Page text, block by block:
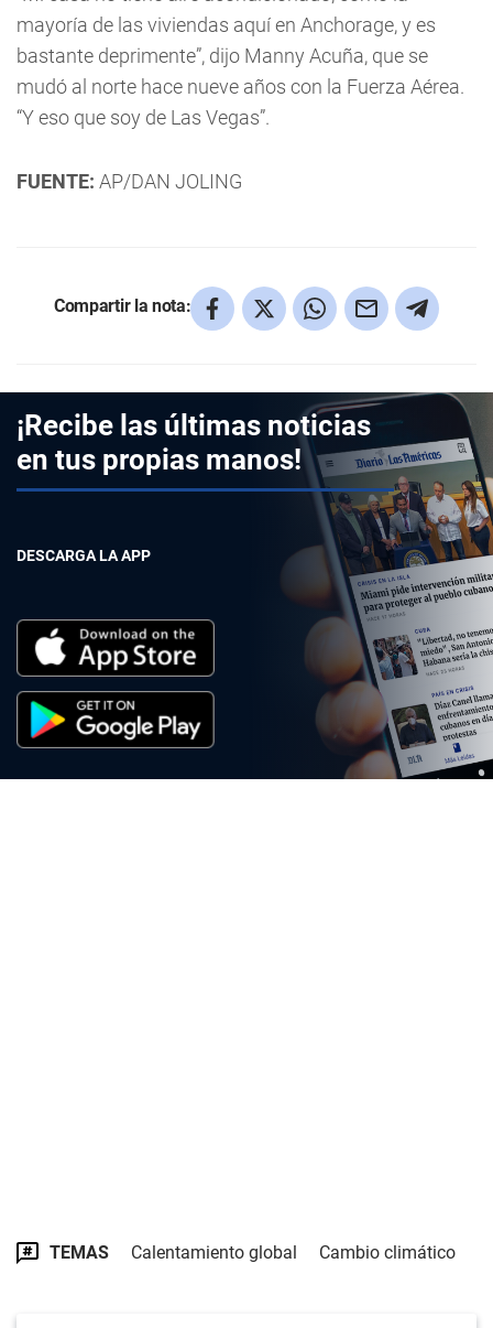
mayoría de las viviendas aquí en Anchorage, y es
bastante deprimente”, dijo Manny Acuña, que se
mudó al norte hace nueve años con la Fuerza Aérea.
“Y eso que soy de Las Vegas”.
FUENTE: AP/DAN JOLING
Compartir la nota:
¡Recibe las últimas noticias
en tus propias manos!
DESCARGA LA APP
TEMAS Calentamiento global Cambio climático